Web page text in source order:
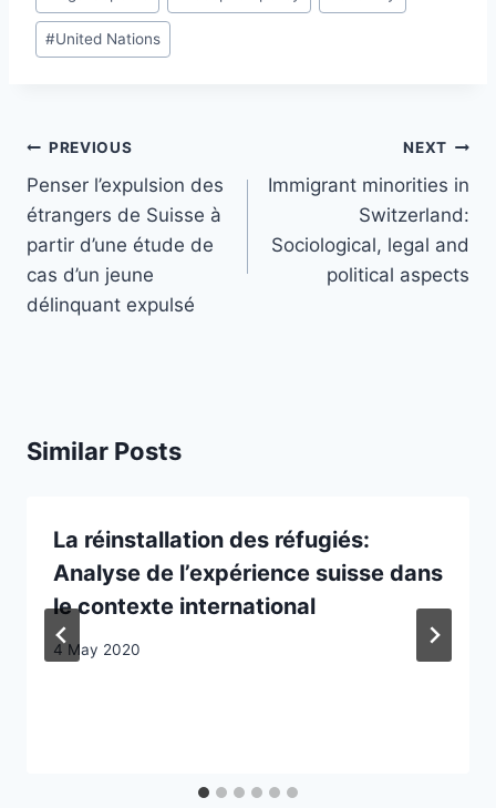
#United Nations
Post
navigation
PREVIOUS
Penser l’expulsion des
étrangers de Suisse à
partir d’une étude de
cas d’un jeune
délinquant expulsé
NEXT
Immigrant minorities in
Switzerland:
Sociological, legal and
political aspects
Similar Posts
La réinstallation des réfugiés:
Analyse de l’expérience suisse dans
le contexte international
4 May 2020